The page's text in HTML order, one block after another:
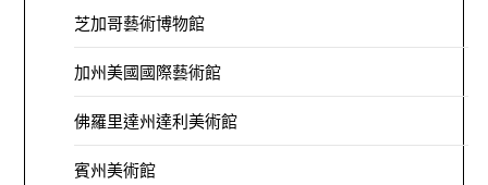
芝加哥藝術博物館
加州美國國際藝術館
佛羅里達州達利美術館
賓州美術館